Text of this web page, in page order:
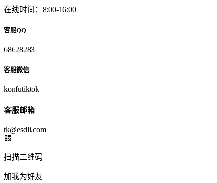
在线时间：8:00-16:00
客服QQ
68628283
客服微信
konfutiktok
客服邮箱
tk@esdli.com
扫描二维码
加我为好友